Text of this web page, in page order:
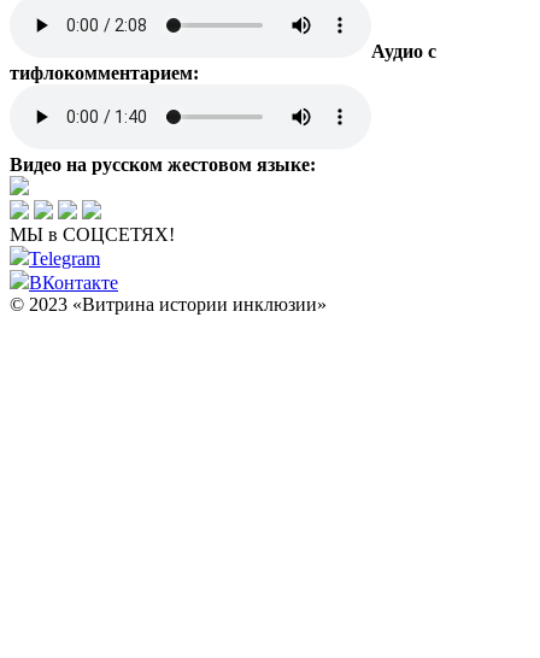
Аудио с
тифлокомментарием:
Видео на русском жестовом языке:
МЫ в СОЦСЕТЯХ!
Telegram
ВКонтакте
© 2023 «Витрина истории инклюзии»